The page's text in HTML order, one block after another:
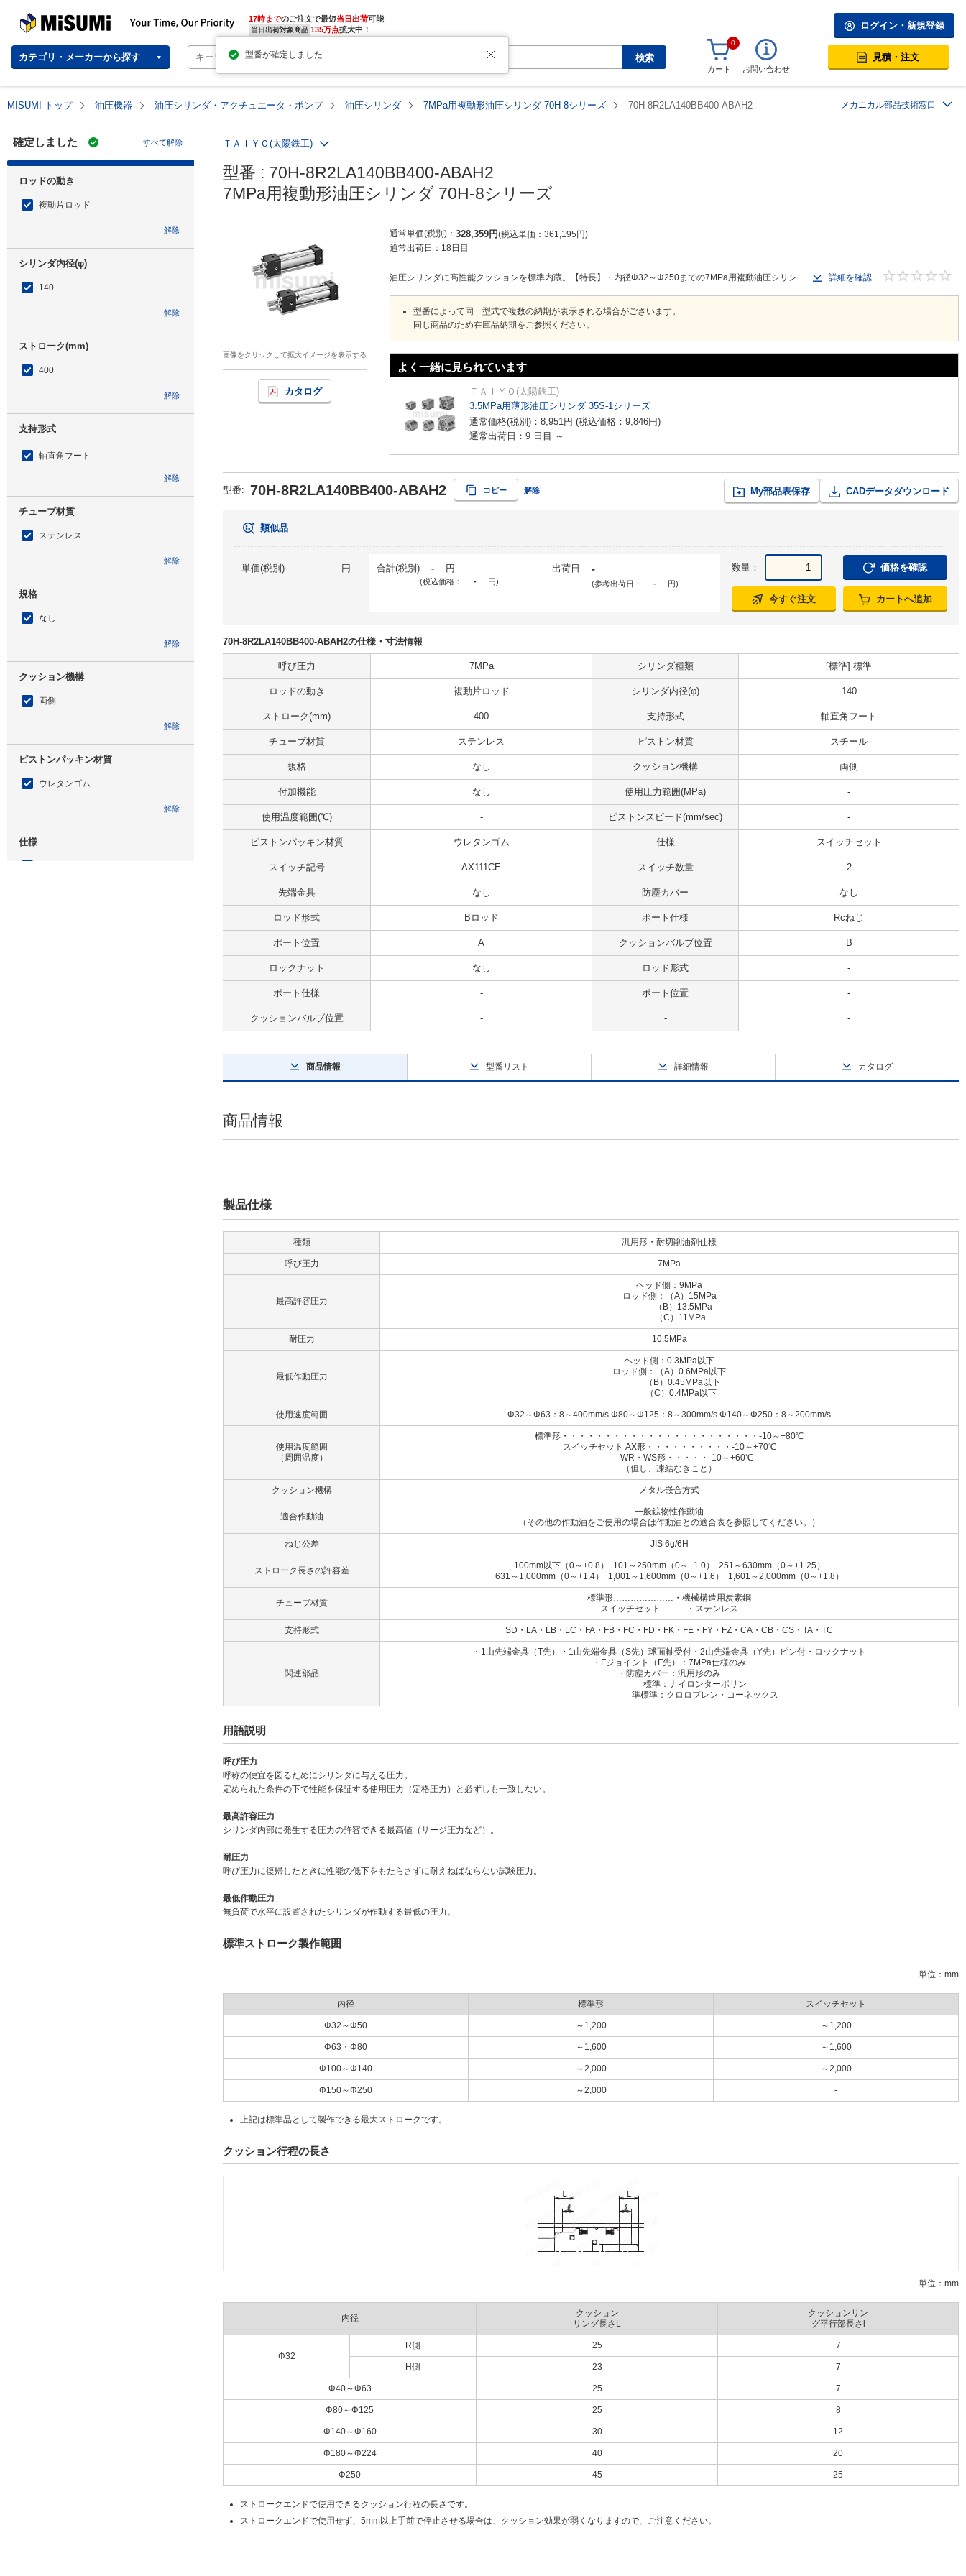
MISUMI | Your Time, Our Priority 17時までのご注文で最短当日出荷
当日出荷対象商品 135万点拡大中！
カテゴリ・メーカーから探す 検索
ログイン・新規登録
0
カート お問い合わせ
見積・注文
MISUMI トップ 油圧機器 油圧シリンダ・アクチュエータ・ポンプ 油圧シリンダ 7MPa用複動形油圧シリンダ 70H-8シリーズ 70H-8R2LA140BB400-ABAH2 メカニカル部品技術窓口
確定しました すべて解除
ロッドの動き
複動片ロッド
解除
シリンダ内径(φ)
140
解除
ストローク(mm)
400
解除
支持形式
軸直角フート
解除
チューブ材質
ステンレス
解除
規格
なし
解除
クッション機構
両側
解除
ピストンパッキン材質
ウレタンゴム
解除
仕様
ＴＡＩＹＯ(太陽鉄工)
型番 : 70H-8R2LA140BB400-ABAH2
7MPa用複動形油圧シリンダ 70H-8シリーズ
画像をクリックして拡大イメージを表示する
カタログ
通常単価(税別) 328,359円 税込単価 361,195円
通常出荷日： 18日目
油圧シリンダに高性能クッションを標準内蔵。【特長】・内径Φ32～Φ250までの7MPa用複動油圧シリン... 詳細を確認
型番によって同一型式で複数の納期が表示される場合がございます。
同じ商品のため在庫品納期をご参照ください。
よく一緒に見られています
ＴＡＩＹＯ(太陽鉄工)
3.5MPa用薄形油圧シリンダ 35S-1シリーズ
通常価格(税別)： 8,951円 (税込価格： 9,846円)
通常出荷日：9 日目 ～
型番: 70H-8R2LA140BB400-ABAH2 コピー 解除 My部品表保存 CADデータダウンロード
類似品
単価(税別) - 円 合計(税別) - 円
(税込価格： - 円)
出荷日 -
(参考出荷日： - 円)
数量： 価格を確認
今すぐ注文 カートへ追加
70H-8R2LA140BB400-ABAH2の仕様・寸法情報
呼び圧力 7MPa シリンダ種類 [標準] 標準
ロッドの動き 複動片ロッド シリンダ内径(φ) 140
ストローク(mm) 400 支持形式 軸直角フート
チューブ材質 ステンレス ピストン材質 スチール
規格 なし クッション機構 両側
付加機能 なし 使用圧力範囲(MPa) -
使用温度範囲(℃) - ピストンスピード(mm/sec) -
ピストンパッキン材質 ウレタンゴム 仕様 スイッチセット
スイッチ記号 AX111CE スイッチ数量 2
先端金具 なし 防塵カバー なし
ロッド形式 Bロッド ポート仕様 Rcねじ
ポート位置 A クッションバルブ位置 B
ロックナット なし ロッド形式 -
ポート仕様 - ポート位置 -
クッションバルブ位置 - - -
商品情報 型番リスト 詳細情報 カタログ
商品情報
製品仕様
種類 汎用形・耐切削油剤仕様
呼び圧力 7MPa
最高許容圧力
ヘッド側：9MPa
ロッド側：（A）15MPa
（B）13.5MPa
（C）11MPa
耐圧力 10.5MPa
最低作動圧力
ヘッド側：0.3MPa以下
ロッド側：（A）0.6MPa以下
（B）0.45MPa以下
（C）0.4MPa以下
使用速度範囲 Φ32～Φ63：8～400mm/s Φ80～Φ125：8～300mm/s Φ140～Φ250：8～200mm/s
使用温度範囲
（周囲温度）
標準形・・・・・・・・・・・・・・・・・・・・・・・-10～+80℃
スイッチセット AX形・・・・・・・・・・-10～+70℃
WR・WS形・・・・・-10～+60℃
（但し、凍結なきこと）
クッション機構 メタル嵌合方式
適合作動油
一般鉱物性作動油
（その他の作動油をご使用の場合は作動油との適合表を参照してください。）
ねじ公差 JIS 6g/6H
ストローク長さの許容差
100mm以下（0～+0.8） 101～250mm（0～+1.0） 251～630mm（0～+1.25）
631～1,000mm（0～+1.4） 1,001～1,600mm（0～+1.6） 1,601～2,000mm（0～+1.8）
チューブ材質
標準形…………………・機械構造用炭素鋼
スイッチセット………・ステンレス
支持形式 SD・LA・LB・LC・FA・FB・FC・FD・FK・FE・FY・FZ・CA・CB・CS・TA・TC
関連部品
・1山先端金具（T先）・1山先端金具（S先）球面軸受付・2山先端金具（Y先）ピン付・ロックナット
・Fジョイント（F先）：7MPa仕様のみ
・防塵カバー：汎用形のみ
標準：ナイロンターポリン
準標準：クロロプレン・コーネックス
用語説明
呼び圧力
呼称の便宜を図るためにシリンダに与える圧力。
定められた条件の下で性能を保証する使用圧力（定格圧力）と必ずしも一致しない。
最高許容圧力
シリンダ内部に発生する圧力の許容できる最高値（サージ圧力など）。
耐圧力
呼び圧力に復帰したときに性能の低下をもたらさずに耐えねばならない試験圧力。
最低作動圧力
無負荷で水平に設置されたシリンダが作動する最低の圧力。
標準ストローク製作範囲
単位：mm
内径 標準形 スイッチセット
Φ32～Φ50 ～1,200 ～1,200
Φ63・Φ80 ～1,600 ～1,600
Φ100～Φ140 ～2,000 ～2,000
Φ150～Φ250 ～2,000 -
上記は標準品として製作できる最大ストロークです。
クッション行程の長さ
単位：mm
内径
クッション
リング長さL
クッションリン
グ平行部長さl
Φ32
R側 25 7
H側 23 7
Φ40～Φ63 25 7
Φ80～Φ125 25 8
Φ140～Φ160 30 12
Φ180～Φ224 40 20
Φ250 45 25
ストロークエンドで使用できるクッション行程の長さです。
ストロークエンドで使用せず、5mm以上手前で停止させる場合は、クッション効果が弱くなりますので、ご注意ください。